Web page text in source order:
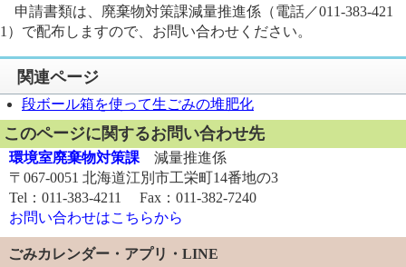
申請書類は、廃棄物対策課減量推進係（電話／011-383-421
1）で配布しますので、お問い合わせください。
関連ページ
段ボール箱を使って生ごみの堆肥化
このページに関するお問い合わせ先
環境室廃棄物対策課 減量推進係
〒067-0051 北海道江別市工栄町14番地の3
Tel：011-383-4211 Fax：011-382-7240
お問い合わせはこちらから
ごみカレンダー・アプリ・LINE